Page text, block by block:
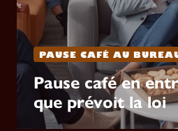
PAUSE CAFÉ AU
Pause café en
que prévoit la loi